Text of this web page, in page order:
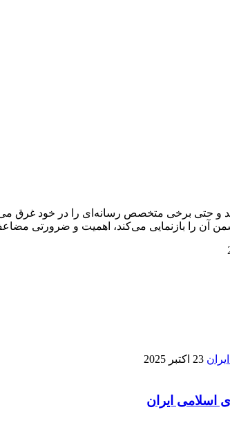
و حتی برخی متخصص رسانه‌ای را در خود
آن را بازنمایی می‌کند، اهمیت و ضرورتی
23 اکتبر 2025
اسلامی ایران